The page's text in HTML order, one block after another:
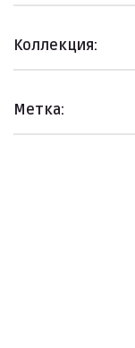
Коллекция:
Метка: